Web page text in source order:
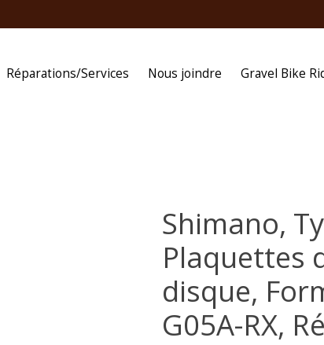
Réparations/Services Nous joindre Gravel Bike
Shimano,
Plaquettes
disque,
G05A-RX,